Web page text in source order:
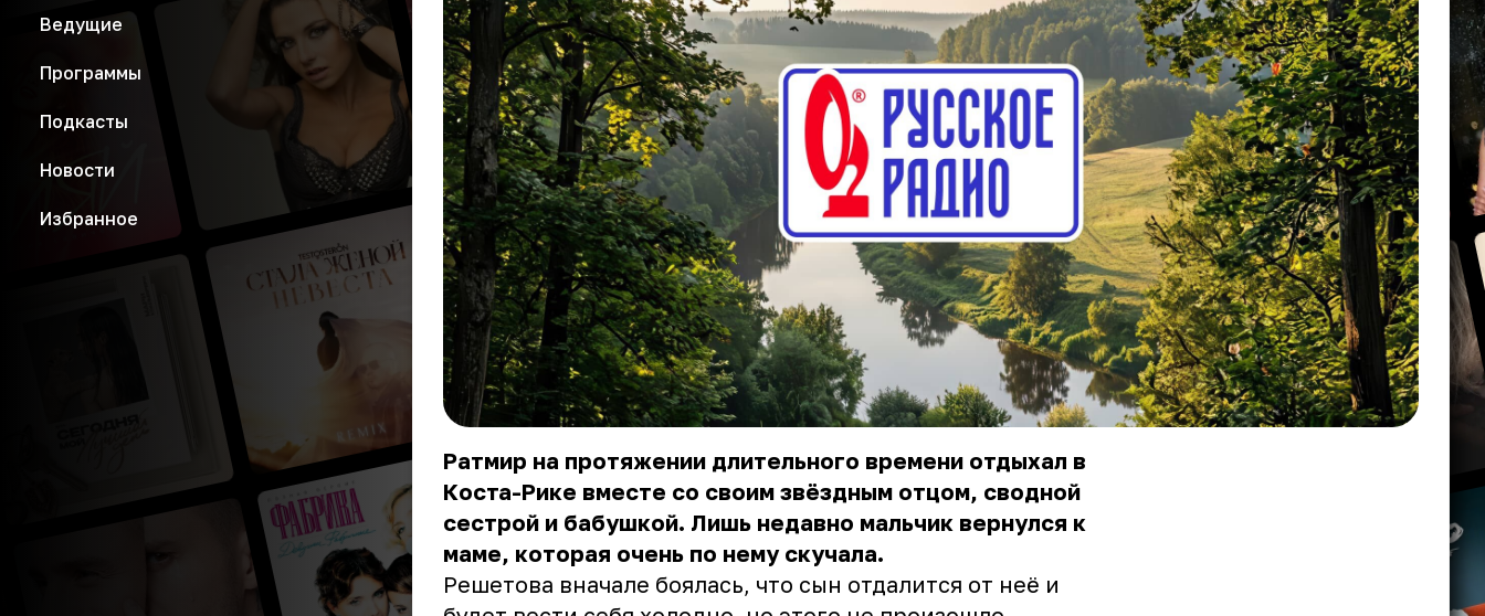
Ведущие
Программы
Подкасты
Новости
Избранное
Ратмир на протяжении длительного времени отдыхал в
Коста-Рике вместе со своим звёздным отцом, сводной
сестрой и бабушкой. Лишь недавно мальчик вернулся к
маме, которая очень по нему скучала.
Решетова вначале боялась, что сын отдалится от неё и